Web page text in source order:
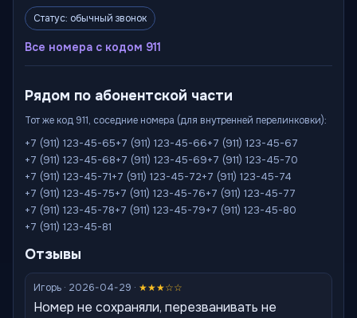
Статус: обычный звонок
Все номера с кодом 911
Рядом по абонентской части
Тот же код 911, соседние номера (для внутренней перелинковки):
+7 (911) 123-45-65+7 (911) 123-45-66+7 (911) 123-45-67
+7 (911) 123-45-68+7 (911) 123-45-69+7 (911) 123-45-70
+7 (911) 123-45-71+7 (911) 123-45-72+7 (911) 123-45-74
+7 (911) 123-45-75+7 (911) 123-45-76+7 (911) 123-45-77
+7 (911) 123-45-78+7 (911) 123-45-79+7 (911) 123-45-80
+7 (911) 123-45-81
Отзывы
Игорь · 2026-04-29 · ★★★☆☆
Номер не сохраняли, перезванивать не